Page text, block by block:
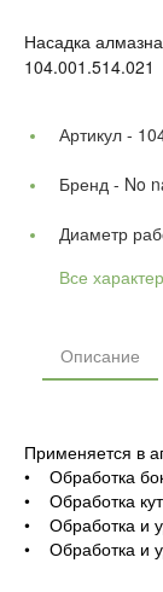
Насадка
104.001.514.021
Артикул -
Бренд - No
Диаметр
Все
Описание
Применяется в
• Обработка
• Обработка
• Обработка и
• Обработка и